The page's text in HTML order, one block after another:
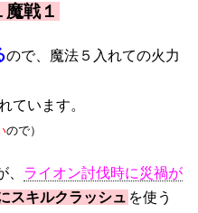
戦１
ので、魔法５入れての火力
ています。
ので）
、 ライオン討伐時に災禍が
スキルクラッシュ を使う